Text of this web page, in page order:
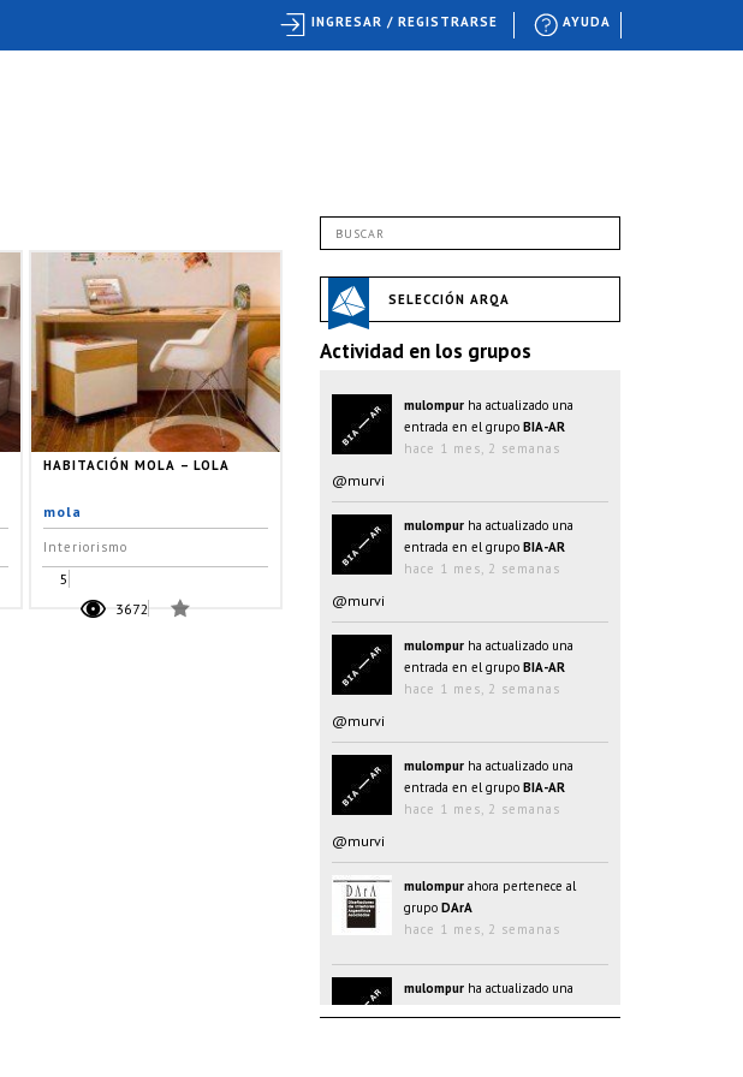
HABITACIÓN MOLA – LOLA
mola
Interiorismo
5
3672
SELECCIÓN ARQA
Actividad en los grupos
mulompur ha actualizado una
entrada en el grupo BIA-AR
hace 1 mes, 2 semanas
@murvi
mulompur ha actualizado una
entrada en el grupo BIA-AR
hace 1 mes, 2 semanas
@murvi
mulompur ha actualizado una
entrada en el grupo BIA-AR
hace 1 mes, 2 semanas
@murvi
mulompur ha actualizado una
entrada en el grupo BIA-AR
hace 1 mes, 2 semanas
@murvi
mulompur ahora pertenece al
grupo DArA
hace 1 mes, 2 semanas
mulompur ha actualizado una
AYUDA
INGRESAR / REGISTRARSE